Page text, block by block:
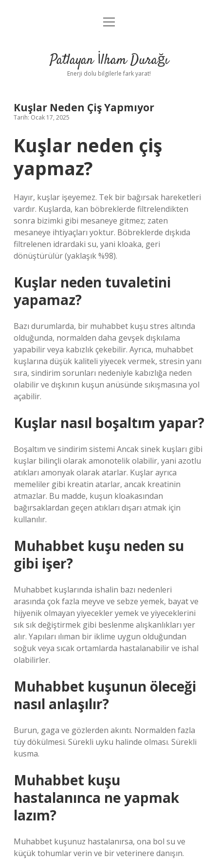
Anasayfa
Yasal Uyarı
menüyü
Patlayan İlham Durağı
Enerji dolu bilgilerle fark yarat!
Kuşlar Neden Çiş Yapmıyor
Tarih: Ocak 17, 2025
Kuşlar neden çiş
yapmaz?
Hayır, kuşlar işeyemez. Tek bir bağırsak hareketleri
vardır. Kuşlarda, kan böbreklerde filtrelendikten
sonra bizimki gibi mesaneye gitmez; zaten
mesaneye ihtiyaçları yoktur. Böbreklerde dışkıda
filtrelenen idrardaki su, yani kloaka, geri
dönüştürülür (yaklaşık %98).
Kuşlar neden tuvaletini
yapamaz?
Bazı durumlarda, bir muhabbet kuşu stres altında
olduğunda, normalden daha gevşek dışkılama
yapabilir veya kabızlık çekebilir. Ayrıca, muhabbet
kuşlarına düşük kaliteli yiyecek vermek, stresin yanı
sıra, sindirim sorunları nedeniyle kabızlığa neden
olabilir ve dışkının kuşun anüsünde sıkışmasına yol
açabilir.
Kuşlar nasıl boşaltım yapar?
Boşaltım ve sindirim sistemi Ancak sinek kuşları gibi
kuşlar bilinçli olarak amonotelik olabilir, yani azotlu
atıkları amonyak olarak atarlar. Kuşlar ayrıca
memeliler gibi kreatin atarlar, ancak kreatinin
atmazlar. Bu madde, kuşun kloakasından
bağırsaklardan geçen atıkları dışarı atmak için
kullanılır.
Muhabbet kuşu neden su
gibi işer?
Muhabbet kuşlarında ishalin bazı nedenleri
arasında çok fazla meyve ve sebze yemek, bayat ve
hijyenik olmayan yiyecekler yemek ve yiyeceklerini
sık sık değiştirmek gibi beslenme alışkanlıkları yer
alır. Yapıları ılıman bir iklime uygun olduğundan
soğuk veya sıcak ortamlarda hastalanabilir ve ishal
olabilirler.
Muhabbet kuşunun öleceği
nasıl anlaşılır?
Burun, gaga ve gözlerden akıntı. Normalden fazla
tüy dökülmesi. Sürekli uyku halinde olması. Sürekli
kusma.
Muhabbet kuşu
hastalanınca ne yapmak
lazım?
Muhabbet kuşunuz hastalanırsa, ona bol su ve
küçük tohumlar verin ve bir veterinere danışın.